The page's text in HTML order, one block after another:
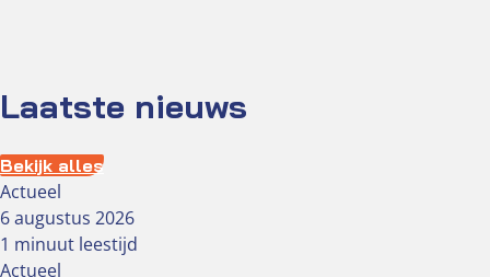
Laatste nieuws
Bekijk alles
Actueel
6 augustus 2026
1 minuut leestijd
Actueel